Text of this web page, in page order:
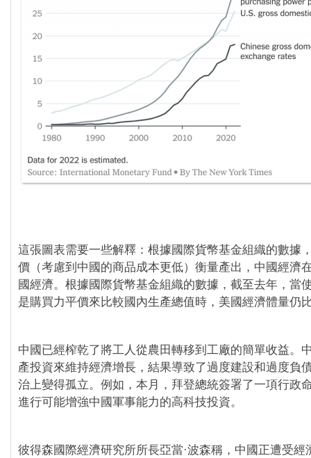
這張圖表需要一些解釋：根據國際貨幣基金組織的數據
價（考慮到中國的商品成本更低）衡量產出，中國經濟
國經濟。根據國際貨幣基金組織的數據，截至去年，當
是購買力平價來比較國內生產總值時，美國經濟體量仍
中國已經榨乾了將工人從農田轉移到工廠的簡單收益。
產投資來維持經濟增長，結果導致了過度建設和過度負
治上變得孤立。例如，本月，拜登總統簽署了一項行政
進行可能增強中國軍事能力的高科技投資。
彼得森國際經濟研究所所長亞當·波森稱，中國正遭受經